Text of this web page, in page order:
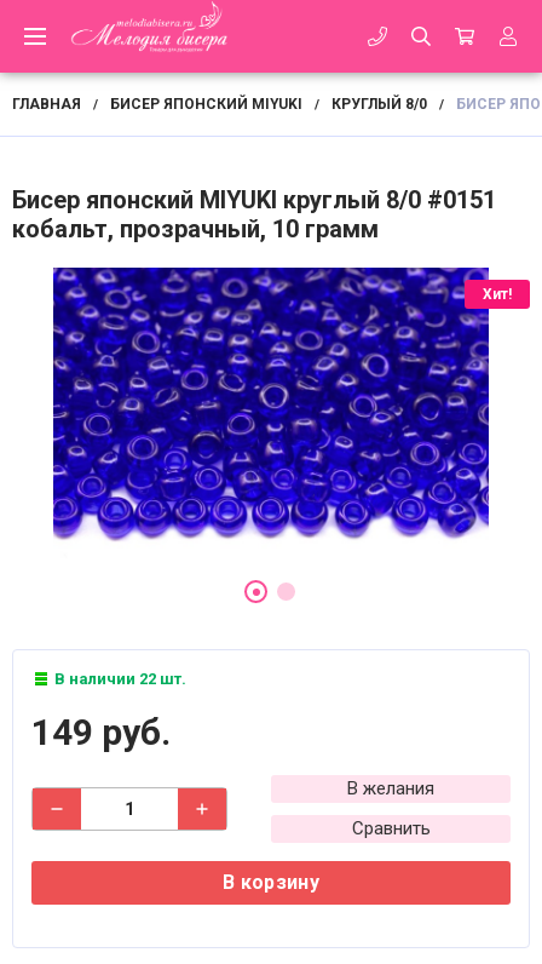
ГЛАВНАЯ / БИСЕР ЯПОНСКИЙ MIYUKI / КРУГЛЫЙ 8/0 / БИСЕР
Бисер японский MIYUKI круглый 8/0 #0151
кобальт, прозрачный, 10 грамм
Хит!
В наличии 22 шт.
149 руб.
В желания
Сравнить
В корзину